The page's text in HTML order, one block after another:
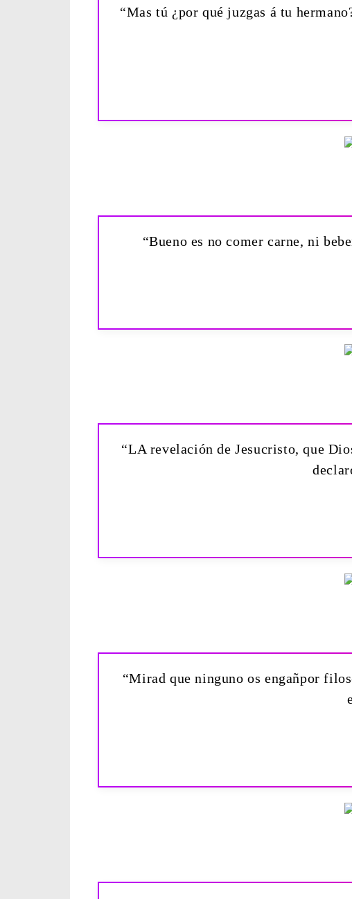
“Mas tú ¿por qué juzgas á tu
“Bueno es no comer carne, ni
“LA revelación de Jesucristo, que
“Mirad que ninguno os engañpor